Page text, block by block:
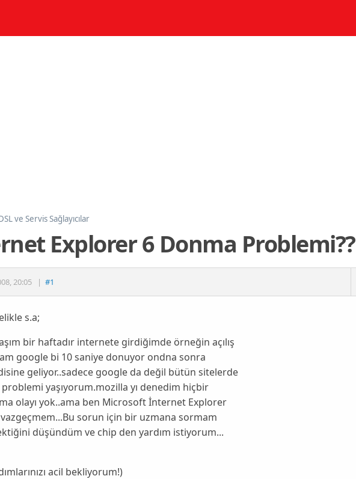
ve Servis Sağlayıcılar
Explorer 6 Donma Problemi??
,20:05 | #1
s.a;
bir haftadır internete girdiğimde örneğin açılış
google bi 10 saniye donuyor ondna sonra
geliyor..sadece google da değil bütün sitelerde
problemi yaşıyorum.mozilla yı denedim hiçbir
olayı yok..ama ben Microsoft İnternet Explorer
sorun için bir uzmana sormam
düşündüm ve chip den yardım istiyorum...
acil bekliyorum!)